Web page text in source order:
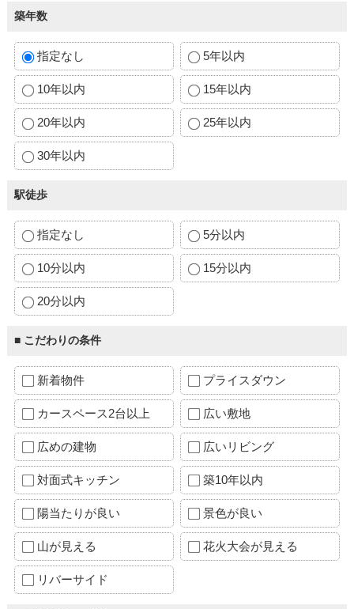
築年数
指定なし 5年以内
10年以内 15年以内
20年以内 25年以内
30年以内
駅徒歩
指定なし 5分以内
10分以内 15分以内
20分以内
■ こだわりの条件
新着物件 プライスダウン
カースペース2台以上 広い敷地
広めの建物 広いリビング
対面式キッチン 築10年以内
陽当たりが良い 景色が良い
山が見える 花火大会が見える
リバーサイド